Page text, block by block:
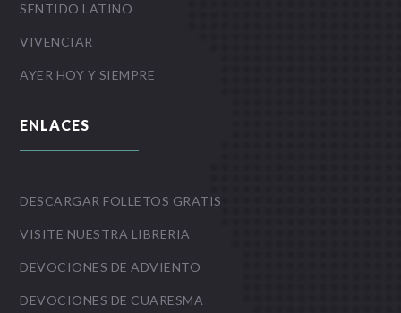
SENTIDO LATINO
VIVENCIAR
AYER HOY Y SIEMPRE
ENLACES
DESCARGAR FOLLETOS GRATIS
VISITE NUESTRA LIBRERIA
DEVOCIONES DE ADVIENTO
DEVOCIONES DE CUARESMA